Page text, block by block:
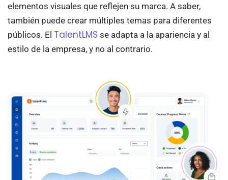
elementos visuales que reflejen su marca. A saber,
también puede crear múltiples temas para diferentes
públicos. El TalentLMS se adapta a la apariencia y al
estilo de la empresa, y no al contrario.